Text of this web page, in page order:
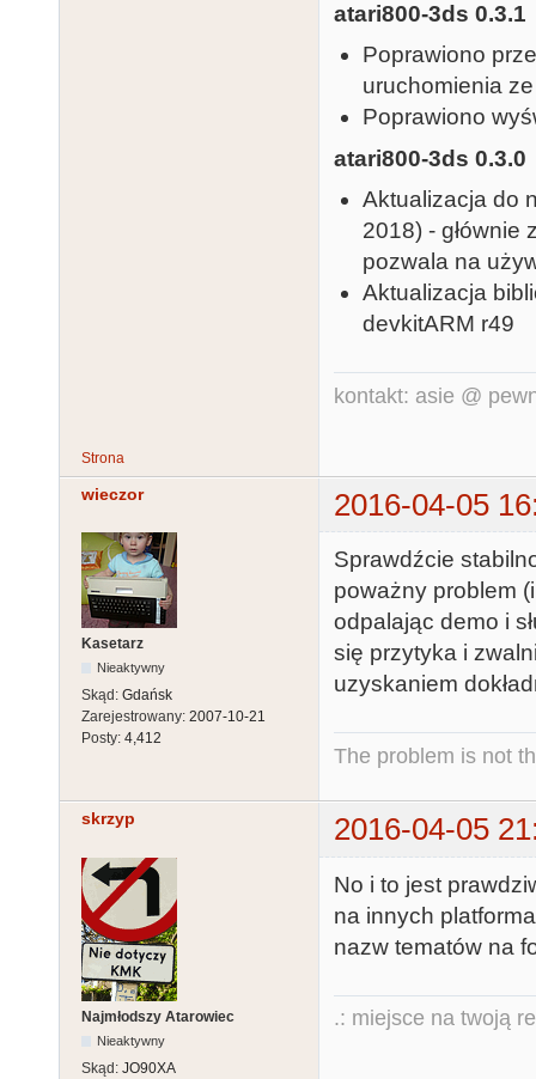
atari800-3ds 0.3.1
Poprawiono
uruchomienia
Poprawiono
atari800-3ds 0.3.0
Aktualizacja do
2018) - głównie
pozwala na
Aktualizacja
devkitARM r49
kontakt: asie @
Strona
wieczor 2016-04-05
Kasetarz
Nieaktywny
Skąd: Gdańsk
Zarejestrowany: 2007-10-21
Posty: 4,412
Sprawdźcie
poważny problem
odpalając demo i
się przytyka i
uzyskaniem
The problem is not
skrzyp 2016-04-05
Najmłodszy Atarowiec
Nieaktywny
Skąd: JO90XA
No i to jest
na innych
nazw tematów na
.: miejsce na twoją